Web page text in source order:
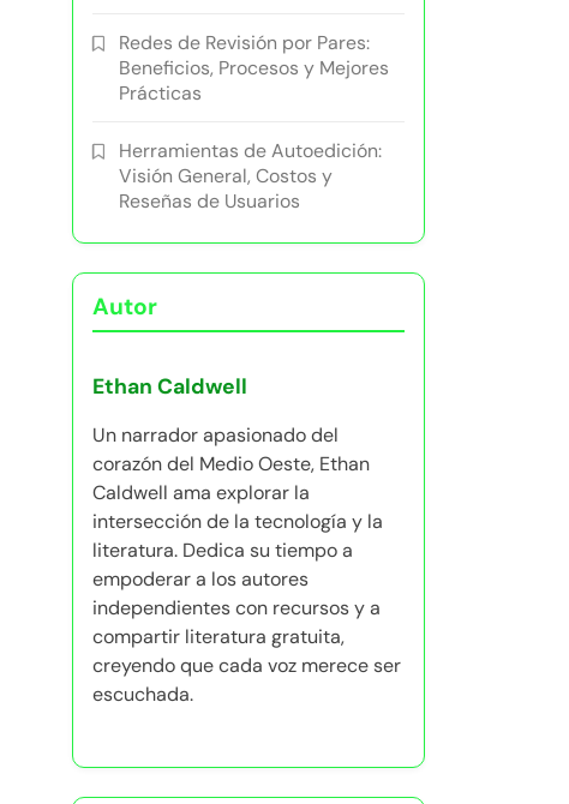
Redes de Revisión por Pares:
Beneficios, Procesos y Mejores
Prácticas
Herramientas de Autoedición:
Visión General, Costos y
Reseñas de Usuarios
Autor
Ethan Caldwell
Un narrador apasionado del
corazón del Medio Oeste, Ethan
Caldwell ama explorar la
intersección de la tecnología y la
literatura. Dedica su tiempo a
empoderar a los autores
independientes con recursos y a
compartir literatura gratuita,
creyendo que cada voz merece ser
escuchada.